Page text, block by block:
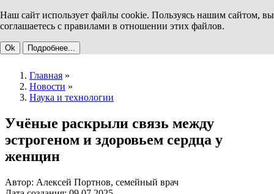
Наш сайт использует файлы cookie. Пользуясь нашим сайтом, вы
соглашаетесь с правилами в отношении этих файлов.
Ok Подробнее...
Главная »
Новости »
Наука и технологии
Учёные раскрыли связь между
эстрогеном и здоровьем сердца у
женщин
Автор: Алексей Портнов, семейный врач